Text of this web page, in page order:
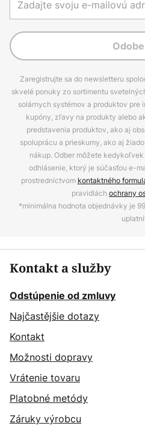
Zaregistrujte sa do newsletteru
skvelé ponuky zo sortimentu
solárnych systémov a produktov
kupóny, zľavy na produkty alebo
predstavenia produktov, ako aj
spoluprácu a prieskumy, ako aj
nákup. Odber môžete
odhlásenie, ktorý je súčasťou e-
prostredníctvom kontaktného
pravidlách ochrany
*minimálna hodnota objednávky je
Kontakt a služby
Odstúpenie od zmluvy
Najčastějšie dotazy
Kontakt
Možnosti dopravy
Vrátenie tovaru
Platobné metódy
Záruky výrobcu